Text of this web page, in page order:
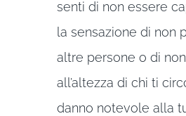
senti di non essere
la sensazione di non
altre persone o di
all’altezza di chi ti
danno notevole alla